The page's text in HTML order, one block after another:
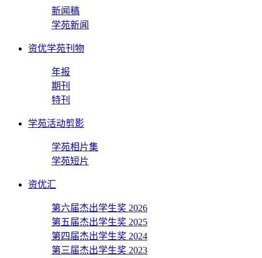
新闻稿
学苑新闻
资优学苑刊物
年报
期刊
特刊
学苑活动剪影
学苑相片集
学苑短片
资优汇
第六届杰出学生奖 2026
第五届杰出学生奖 2025
第四届杰出学生奖 2024
第三届杰出学生奖 2023